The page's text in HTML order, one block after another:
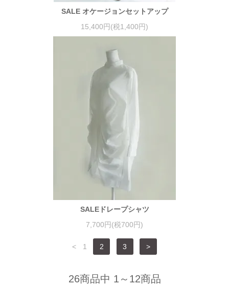
SALE オケージョンセットアップ
15,400円(税1,400円)
SALEドレープシャツ
7,700円(税700円)
< 1 2 3 >
26商品中 1～12商品